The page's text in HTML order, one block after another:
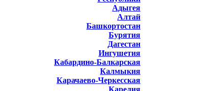
Адыгея
Алтай
Башкортостан
Бурятия
Дагестан
Ингушетия
Кабардино-Балкарская
Калмыкия
Карачаево-Черкесская
Карелия